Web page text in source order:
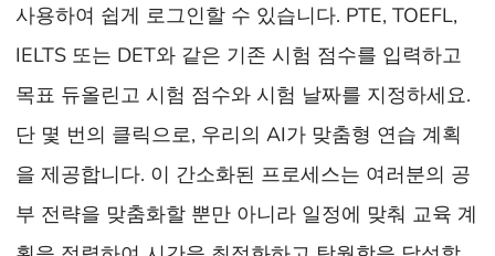
사용하여 쉽게 로그인할 수 있습니다. PTE, TOEFL,
IELTS 또는 DET와 같은 기존 시험 점수를 입력하고
목표 듀올린고 시험 점수와 시험 날짜를 지정하세요.
단 몇 번의 클릭으로, 우리의 AI가 맞춤형 연습 계획
을 제공합니다. 이 간소화된 프로세스는 여러분의 공
부 전략을 맞춤화할 뿐만 아니라 일정에 맞춰 교육 계